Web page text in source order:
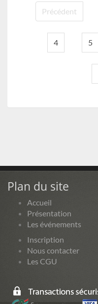
Précédent
4 5
Plan du site
Accueil
Présentation
Les événements
Inscription
Nous contacter
Les CGU